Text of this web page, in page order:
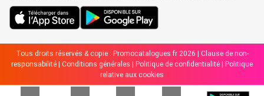
Tous droits réservés & copie : Promocatalogues.fr 2026 | Clause de non-
responsabilité | Conditions générales | Politique de confidentialité | Politique
relative aux cookies